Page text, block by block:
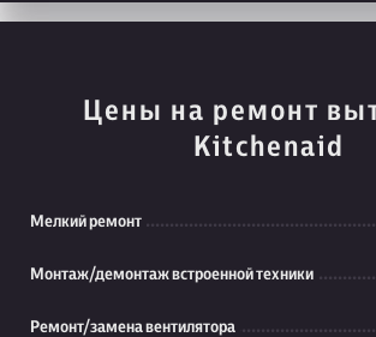
Цены на ремонт
Kitchenaid
Мелкий ремонт
Монтаж/демонтаж встроенной техники
Ремонт/замена вентилятора